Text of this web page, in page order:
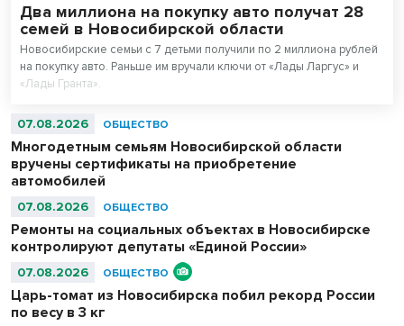
Два миллиона на покупку авто получат 28
семей в Новосибирской области
Новосибирские семьи с 7 детьми получили по 2 миллиона рублей
на покупку авто. Раньше им вручали ключи от «Лады Ларгус» и
«Лады Гранта».
07.08.2026 ОБЩЕСТВО
Многодетным семьям Новосибирской области
вручены сертификаты на приобретение
автомобилей
07.08.2026 ОБЩЕСТВО
Ремонты на социальных объектах в Новосибирске
контролируют депутаты «Единой России»
07.08.2026 ОБЩЕСТВО
Царь-томат из Новосибирска побил рекорд России
по весу в 3 кг